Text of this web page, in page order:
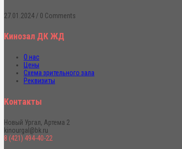
27.01.2024 / 0 Comments
Кинозал ДК ЖД
О нас
Цены
Схема зрительного зала
Реквизиты
Контакты
Новый Ургал, Артема 2
kinourgal@bk.ru
8 (421) 494-40-22